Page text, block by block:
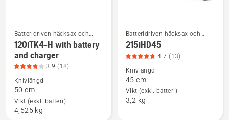
av
Se
mer
information
om
120iTK4-
with
Batteridriven häcksax och
elektrisk häcksax
120iTK4-H with battery
and charger
3.9 (18)
Knivlängd
50 cm
Vikt (exkl. batteri)
4,525 kg
Se
mer
om
215iHD45,
produktbetyg
Batteridriven häcksax och
elektrisk häcksax
215iHD45
4.7 (13)
Knivlängd
45 cm
Vikt (exkl. batteri)
3,2 kg